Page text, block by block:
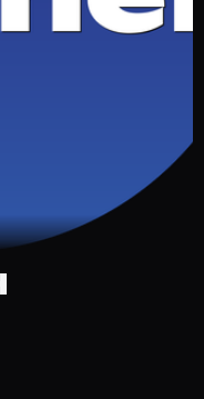
Биография и роли
Ван
planner.ru/s/